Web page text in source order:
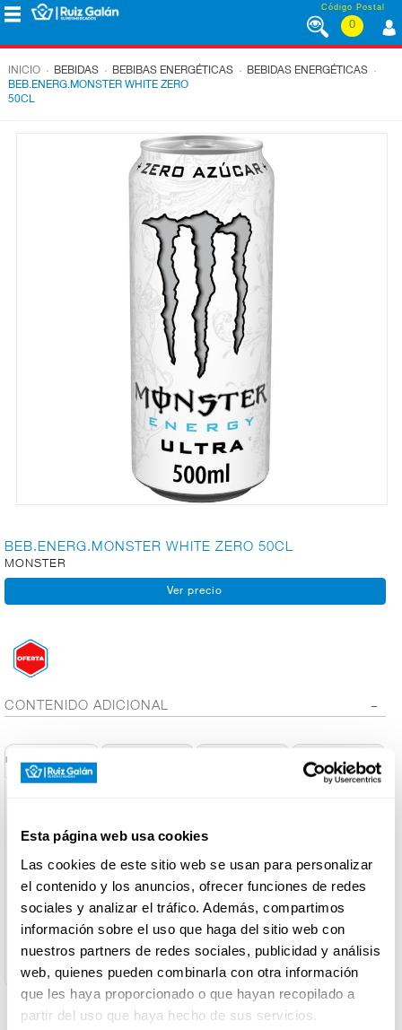
Esta página web usa cookies
Las cookies de este sitio web se usan para personalizar
el contenido y los anuncios, ofrecer funciones de redes
sociales y analizar el tráfico. Además, compartimos
información sobre el uso que haga del sitio web con
nuestros partners de redes sociales, publicidad y análisis
web, quienes pueden combinarla con otra información
que les haya proporcionado o que hayan recopilado a
partir del uso que haya hecho de sus servicios.
Saltar al contenido Código Postal
0
CORPORATIVO
AL
VERDURAS
BEBIDAS
Y LIMPIEZA
PERFUMERÍA
E HIGIENE
MASCOTAS
INICIO . BEBIDAS . BEBIBAS ENERGÉTICAS . BEBIDAS ENERGÉTICAS .
BEB.ENERG.MONSTER WHITE ZERO
50CL
BEB.ENERG.MONSTER WHITE ZERO 50CL
MONSTER
CONTENIDO ADICIONAL
Información General
Utilización
País de Origen:
Coca Cola
Dirección del Operador:
South Bank House, Barrow Street, Dublin 4, Irlanda
500.0 ml